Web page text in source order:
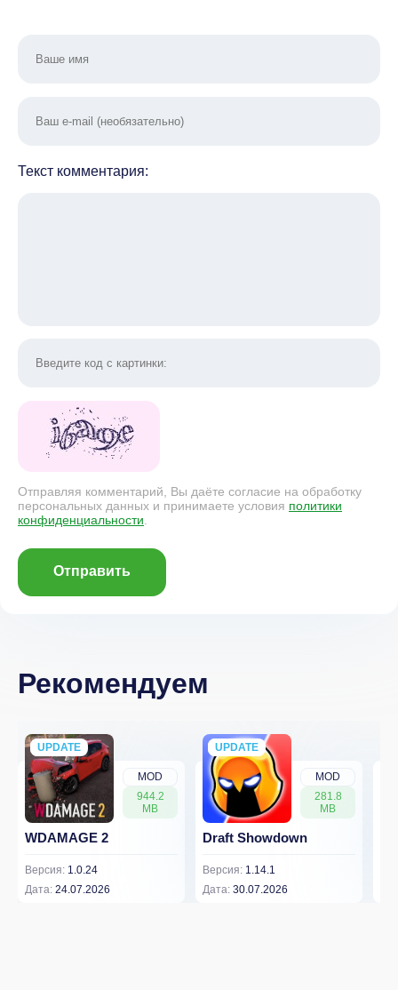
Текст комментария:
Отправляя комментарий, Вы даёте согласие на обработку
персональных данных и принимаете условия политики
конфиденциальности
Отправить
Рекомендуем
MOD
944.2
MB
UPDATE
NEW
WDAMAGE 2
Версия: 1.0.24
Дата: 24.07.2026
MOD
281.8
MB
UPDATE
NEW
Draft Showdown
Версия: 1.14.1
Дата: 30.07.2026